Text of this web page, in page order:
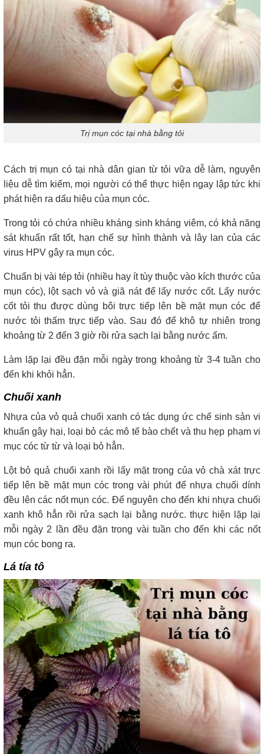
Trị mụn cóc tại nhà bằng tỏi
Cách trị mụn có tại nhà dân gian từ tỏi vữa dễ làm, nguyên
liệu dễ tìm kiếm, mọi người có thể thực hiện ngay lập tức khi
phát hiện ra dấu hiệu của mụn cóc.
Trong tỏi có chứa nhiều kháng sinh kháng viêm, có khả năng
sát khuẩn rất tốt, hạn chế sự hình thành và lây lan của các
virus HPV gây ra mụn cóc.
Chuẩn bị vài tép tỏi (nhiều hay ít tùy thuộc vào kích thước của
mụn cóc), lột sạch vỏ và giã nát để lấy nước cốt. Lấy nước
cốt tỏi thu được dùng bôi trực tiếp lên bề mặt mụn cóc để
nước tỏi thấm trực tiếp vào. Sau đó để khô tự nhiên trong
khoảng từ 2 đến 3 giờ rồi rửa sạch lại bằng nước ấm.
Làm lặp lại đều đặn mỗi ngày trong khoảng từ 3-4 tuần cho
đến khi khỏi hẳn.
Chuối xanh
Nhựa của vỏ quả chuối xanh có tác dụng ức chế sinh sản vi
khuẩn gây hại, loại bỏ các mô tế bào chết và thu hẹp phạm vi
mục cóc từ từ và loại bỏ hẳn.
Lột bỏ quả chuối xanh rồi lấy mặt trong của vỏ chà xát trực
tiếp lên bề mặt mụn cóc trong vài phút để nhựa chuối dính
đều lên các nốt mụn cóc. Để nguyên cho đến khi nhựa chuối
xanh khô hẳn rồi rửa sạch lại bằng nước. thực hiện lặp lại
mỗi ngày 2 lần đều đặn trong vài tuần cho đến khi các nốt
mụn cóc bong ra.
Lá tía tô